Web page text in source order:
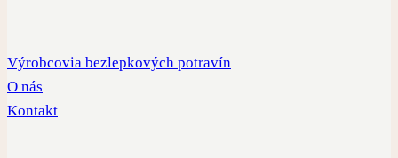
Výrobcovia bezlepkových potravín
O nás
Kontakt